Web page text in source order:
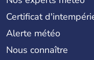
Certificat
Alerte météo
Nous connaître